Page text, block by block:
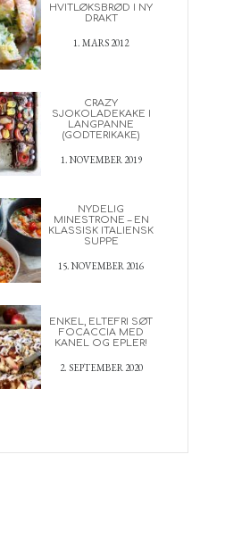
HVITLØKSBRØD I NY
DRAKT
1. MARS 2012
CRAZY
SJOKOLADEKAKE I
LANGPANNE
(GODTERIKAKE)
1. NOVEMBER 2019
NYDELIG
MINESTRONE – EN
KLASSISK ITALIENSK
SUPPE
15. NOVEMBER 2016
ENKEL, ELTEFRI SØT
FOCACCIA MED
KANEL OG EPLER!
2. SEPTEMBER 2020